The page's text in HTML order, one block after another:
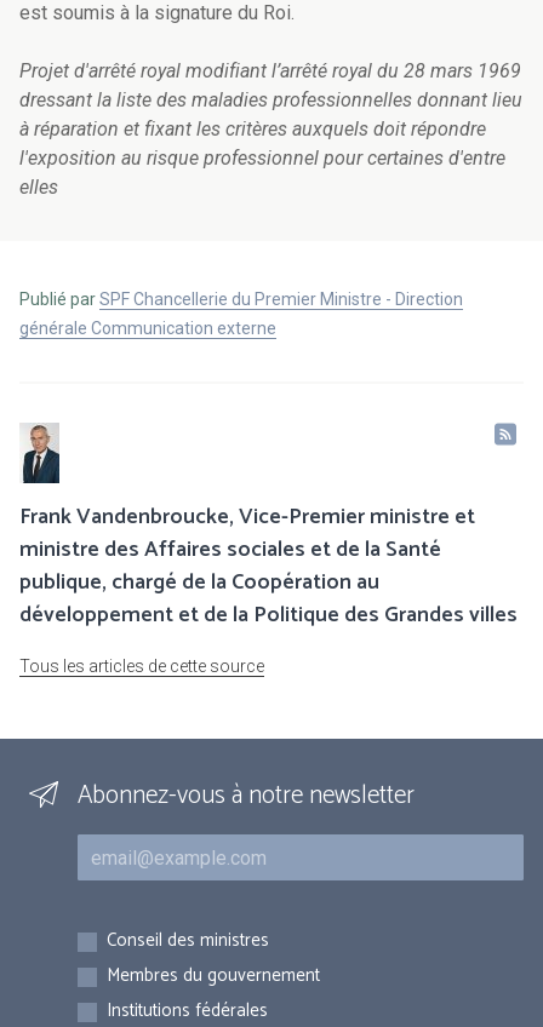
est soumis à la signature du Roi.
Projet d'arrêté royal modifiant l’arrêté royal du 28 mars 1969
dressant la liste des maladies professionnelles donnant lieu
à réparation et fixant les critères auxquels doit répondre
l'exposition au risque professionnel pour certaines d'entre
elles
Publié parSPF Chancellerie du Premier Ministre - Direction
générale Communication externe
Frank Vandenbroucke, Vice-Premier ministre et
ministre des Affaires sociales et de la Santé
publique, chargé de la Coopération au
développement et de la Politique des Grandes villes
Tous les articles de cette source
Abonnez-vous à notre newsletter
Courriel
Inscriptions
Conseil des ministres
Membres du gouvernement
Institutions fédérales